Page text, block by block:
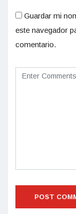
Guardar mi
este navegador
comentario.